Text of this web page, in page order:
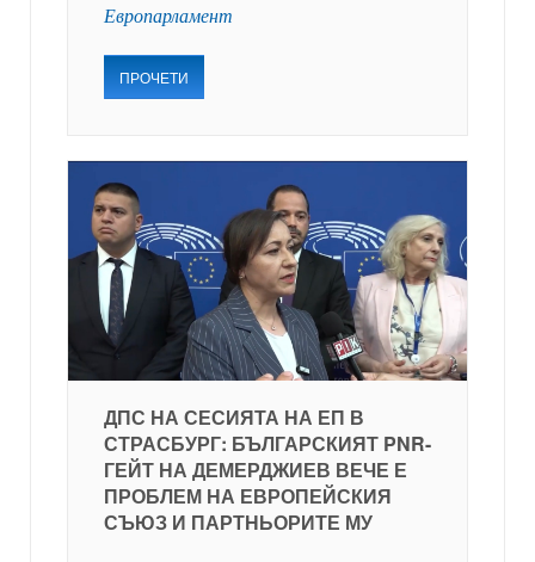
Европарламент
ПРОЧЕТИ
ДПС НА СЕСИЯТА НА ЕП В
СТРАСБУРГ: БЪЛГАРСКИЯТ PNR-
ГЕЙТ НА ДЕМЕРДЖИЕВ ВЕЧЕ Е
ПРОБЛЕМ НА ЕВРОПЕЙСКИЯ
СЪЮЗ И ПАРТНЬОРИТЕ МУ